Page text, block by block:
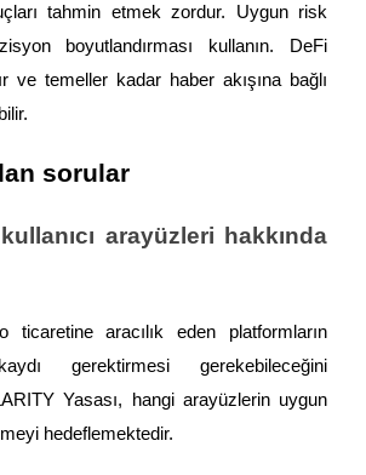
tahmin etmek zordur. Uygun risk
boyutlandırması kullanın. DeFi
ve temeller kadar haber akışına bağlı
sorular
arayüzleri hakkında
ticaretine aracılık eden platformların
gerektirmesi gerekebileceğini
Yasası, hangi arayüzlerin uygun
hedeflemektedir.